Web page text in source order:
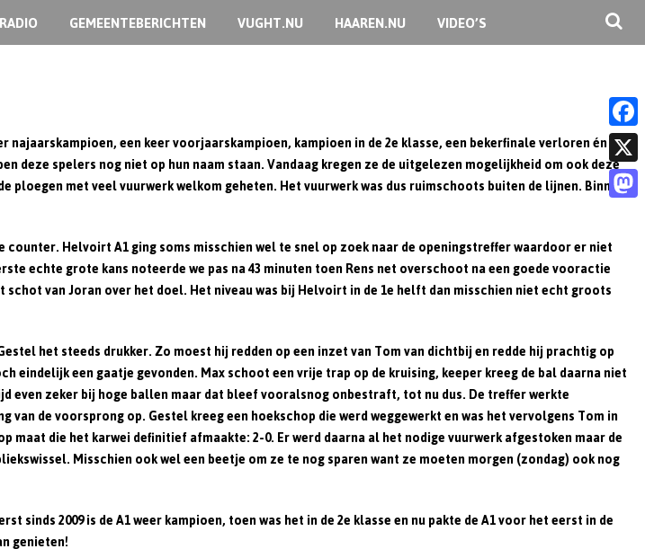
GEMEENTEBERICHTEN VUGHT.NU HAAREN.NU VIDEO’S
een keer voorjaarskampioen, kampioen in de 2e klasse, een bekerfinale verloren én een
deze spelers nog niet op hun naam staan. Vandaag kregen ze de uitgelezen mogelijkheid om ook deze
met veel vuurwerk welkom geheten. Het vuurwerk was dus ruimschoots buiten de lijnen. Binnen
Helvoirt A1 ging soms misschien wel te snel op zoek naar de openingstreffer waardoor er niet
echte grote kans noteerde we pas na 43 minuten toen Rens net overschoot na een goede vooractie
van Joran over het doel. Het niveau was bij Helvoirt in de 1e helft dan misschien niet echt groots
het steeds drukker. Zo moest hij redden op een inzet van Tom van dichtbij en redde hij prachtig op
eindelijk een gaatje gevonden. Max schoot een vrije trap op de kruising, keeper kreeg de bal daarna niet
even zeker bij hoge ballen maar dat bleef vooralsnog onbestraft, tot nu dus. De treffer werkte
de voorsprong op. Gestel kreeg een hoekschop die werd weggewerkt en was het vervolgens Tom in
die het karwei definitief afmaakte: 2-0. Er werd daarna al het nodige vuurwerk afgestoken maar de
Misschien ook wel een beetje om ze te nog sparen want ze moeten morgen (zondag) ook nog
2009 is de A1 weer kampioen, toen was het in de 2e klasse en nu pakte de A1 voor het eerst in de
genieten!
F
a
c
b
o
X
a
s
t
d
n